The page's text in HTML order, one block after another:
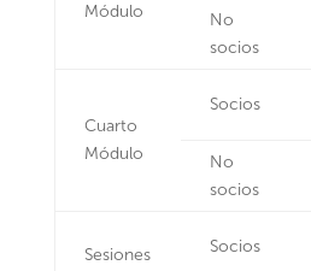
Módulo
No
socios
Cuarto
Módulo
Socios
No
socios
Sesiones
Socios